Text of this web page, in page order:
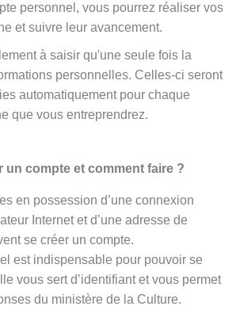
personnel, vous pourrez réaliser vos
et suivre leur avancement.
à saisir qu'une seule fois la
personnelles. Celles-ci seront
automatiquement pour chaque
que vous entreprendrez.
un compte et comment faire ?
en possession d’une connexion
Internet et d’une adresse de
se créer un compte.
est indispensable pour pouvoir se
vous sert d’identifiant et vous permet
du ministère de la Culture.